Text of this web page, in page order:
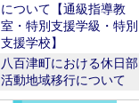
について【通級指導教
室・特別支援学級・特別
支援学校】
八百津町における休日部
活動地域移行について